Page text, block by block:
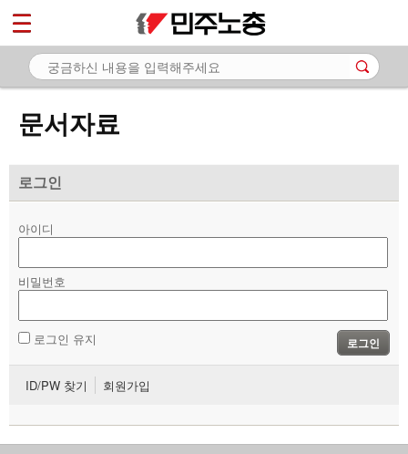
문서자료
로그인
아이디
비밀번호
로그인 유지 로그인
ID/PW 찾기 회원가입
마이페이지
소개
노동상담
자료
- 미디어자료
- 카드뉴스
부설기관